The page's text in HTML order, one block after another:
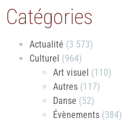
Catégories
Actualité (3 573)
Culturel (964)
Art visuel (110)
Autres (117)
Danse (52)
Évènements (384)